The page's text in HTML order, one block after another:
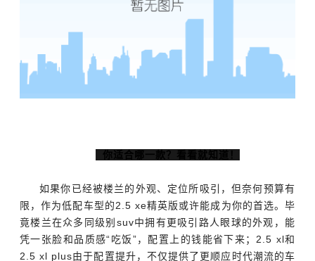
你适合哪一款？看看就知道！
如果你已经被楼兰的外观、定位所吸引，但奈何预算有
限，作为低配车型的2.5 xe精英版或许能成为你的首选。毕
竟楼兰在众多同级别suv中拥有更吸引路人眼球的外观，能
凭一张脸和品质感“吃饭”，配置上的钱能省下来；2.5 xl和
2.5 xl plus由于配置提升，不仅提供了更顺应时代潮流的车